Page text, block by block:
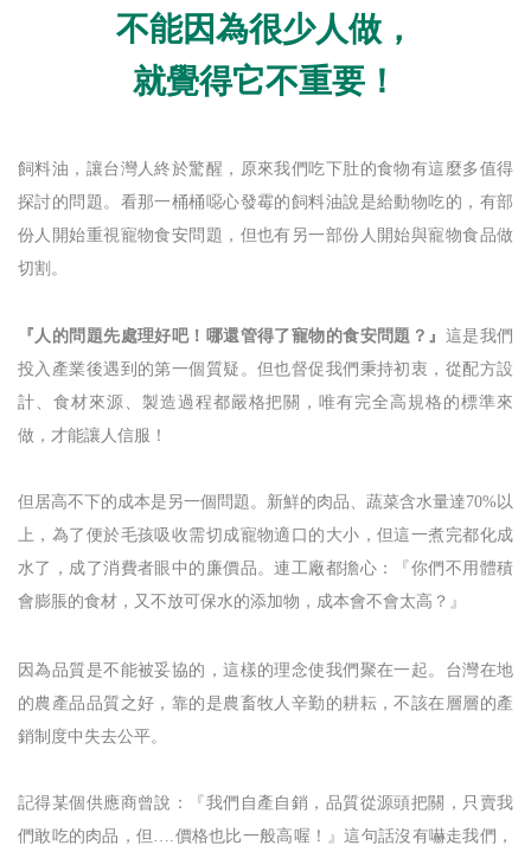
不能因為很少人做，
就覺得它不重要！
飼料油，讓台灣人終於驚醒，原來我們吃下肚的食物有這麼多值得
探討的問題。看那一桶桶噁心發霉的飼料油說是給動物吃的，有部
份人開始重視寵物食安問題，但也有另一部份人開始與寵物食品做
切割。
『人的問題先處理好吧！哪還管得了寵物的食安問題？』 這是我們
投入產業後遇到的第一個質疑。但也督促我們秉持初衷，從配方設
計、食材來源、製造過程都嚴格把關，唯有完全高規格的標準來
做，才能讓人信服！
但居高不下的成本是另一個問題。新鮮的肉品、蔬菜含水量達70%以
上，為了便於毛孩吸收需切成寵物適口的大小，但這一煮完都化成
水了，成了消費者眼中的廉價品。連工廠都擔心：『你們不用體積
會膨脹的食材，又不放可保水的添加物，成本會不會太高？』
因為品質是不能被妥協的，這樣的理念使我們聚在一起。台灣在地
的農產品品質之好，靠的是農畜牧人辛勤的耕耘，不該在層層的產
銷制度中失去公平。
記得某個供應商曾說：『我們自產自銷，品質從源頭把關，只賣我
們敢吃的肉品，但….價格也比一般高喔！』這句話沒有嚇走我們，